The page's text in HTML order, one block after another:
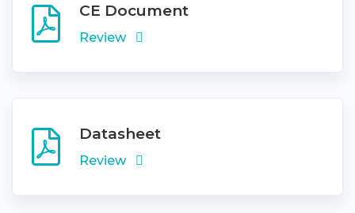
CE Document
Review
Datasheet
Review